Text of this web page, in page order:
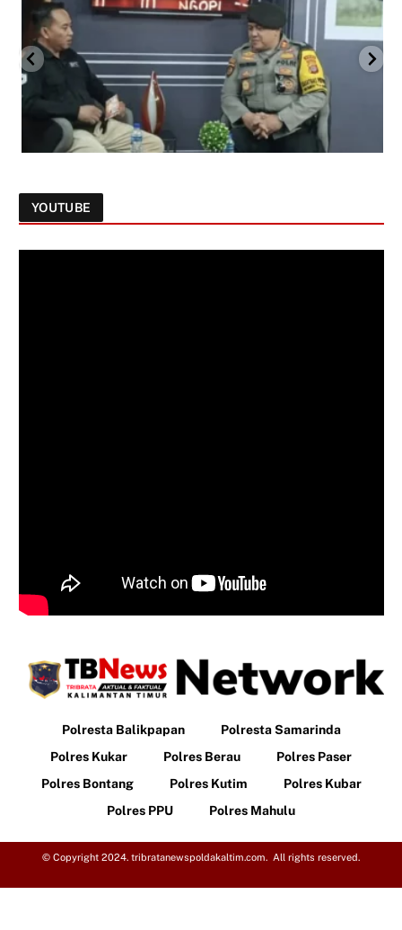
YOUTUBE
Polresta Balikpapan
Polresta Samarinda
Polres Kukar
Polres Berau
Polres Paser
Polres Bontang
Polres Kutim
Polres Kubar
Polres PPU
Polres Mahulu
© Copyright 2024. tribratanewspoldakaltim.com. All rights reserved.